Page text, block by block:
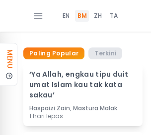
EN BM ZH TA
MENU Paling Popular Terkini
‘Ya Allah, engkau tipu duit
umat Islam kau tak kata
sakau’
Haspaizi Zain, Mastura Malak
1 hari lepas